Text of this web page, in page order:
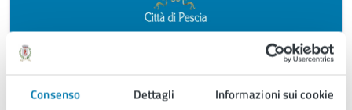
Consenso Dettagli Informazioni sui cookie
Ufficio Lavori Pubblici